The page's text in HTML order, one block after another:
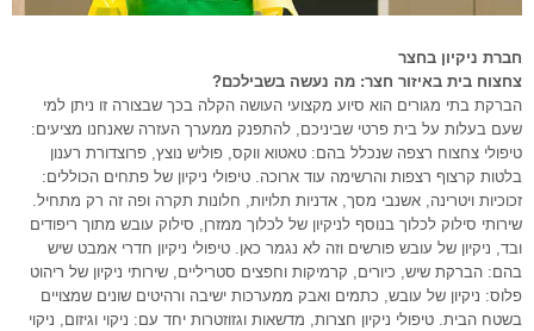
חברת ניקיון בחצר
צחצוח בית באיזור חצר: מה נעשה בשבילכם?
הברקת בתי מגורים הוא סיוע מקצועי העושה הקלה בכך שבצורה זו ניתן למי
שעם בעלות על בית פרטי שביניכם, להתפנק ממערך העזרה שאנחנו מציעים:
טיפולי צחצוח רצפה שנכלל בהם: טאטוא ווקס, פוליש נוצץ, פרוצדורת רענון
בלטות קרצוף רצפות והרשימה עוד ארוכה. טיפולי ניקיון של פתחים הכוללים:
זכוכיות ויטרינה, אשנבי מסך, אדניות תלויות, חלונות תקרה ופה זה רק מתחיל.
שירותי סילוק לכלוך בנוסף לניקיון של לכלוך ממזרן, סילוק עובש מתוך ריפודים
ובד, ניקיון של עובש פורשים וזה לא נגמר כאן. טיפולי ניקיון חדרי אמבט שיש
בהם: הברקת שיש, כיורים, קרמיקות וחפצים סטריליים, שירותי ניקיון של ריהוט
פלוס: ניקיון של עובש, כתמים ואבק ממערכות ישיבה ורהיטים שונים שמצויים
בשטח הבית. טיפולי ניקיון חצרות, מדשאות וגזוזטרות יחד עם: ניקוי וגיזום, ניקוי